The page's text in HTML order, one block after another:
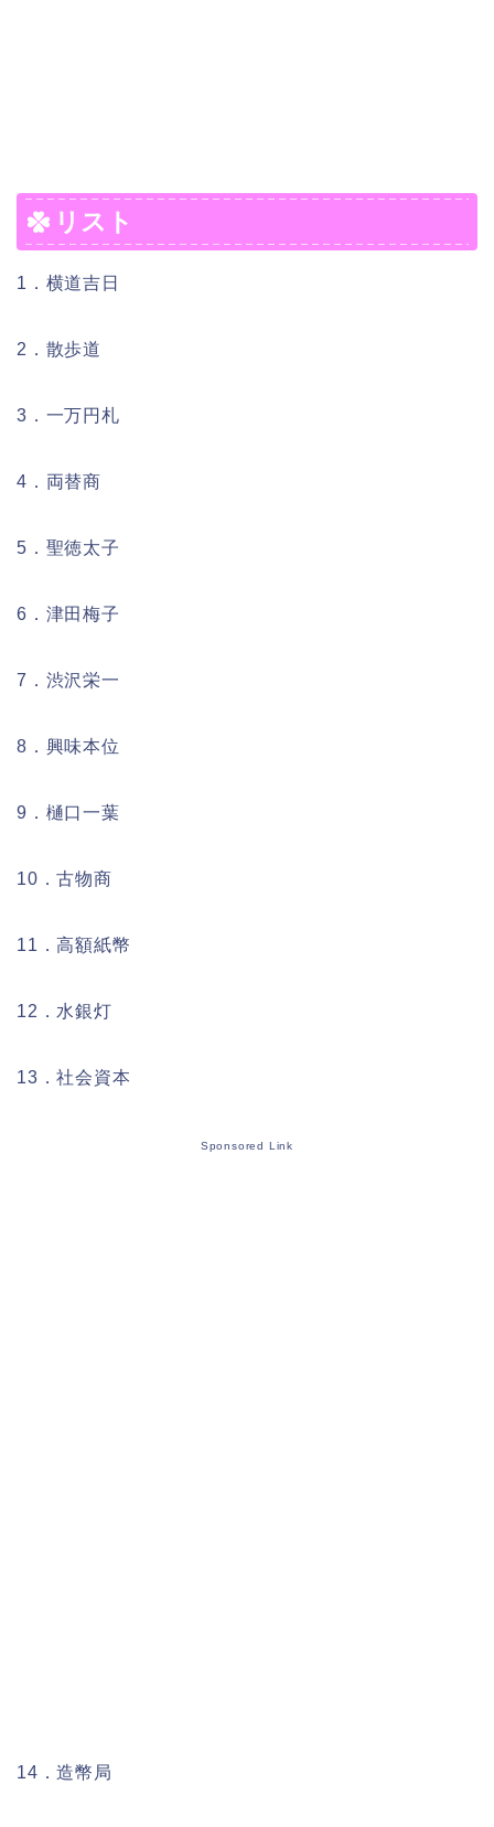
リスト
1．横道吉日
2．散歩道
3．一万円札
4．両替商
5．聖徳太子
6．津田梅子
7．渋沢栄一
8．興味本位
9．樋口一葉
10．古物商
11．高額紙幣
12．水銀灯
13．社会資本
Sponsored Link
14．造幣局